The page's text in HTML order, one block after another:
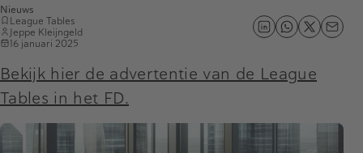
Nieuws
League Tables
Jeppe Kleijngeld
16 januari 2025
Bekijk hier de advertentie van de League
Tables in het FD.